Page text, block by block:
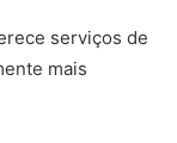
serviços de
mais